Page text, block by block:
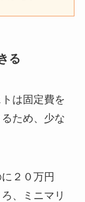
る
は固定費を
ため、少な
２０万円
、ミニマリ